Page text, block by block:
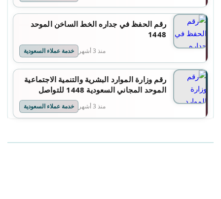
رقم الحفظ في جداره الخط الساخن الموحد
1448
منذ 3 أشهر خدمة عملاء السعودية
رقم وزارة الموارد البشرية والتنمية الاجتماعية
الموحد المجاني السعودية 1448 للتواصل
منذ 3 أشهر خدمة عملاء السعودية